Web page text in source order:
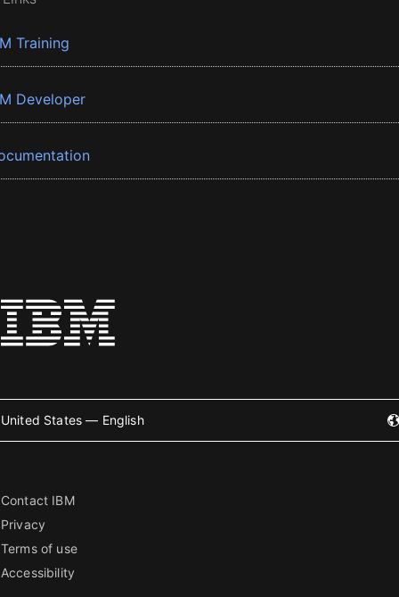
Training
Developer
United States — English
Contact IBM
Privacy
Terms of use
Accessibility